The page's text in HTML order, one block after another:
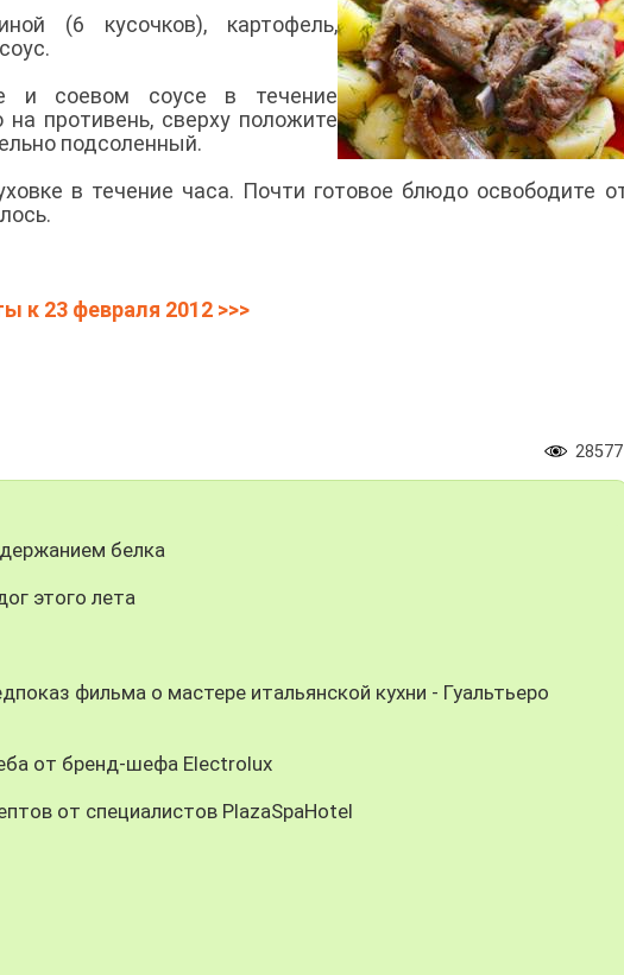
(6 кусочков), картофель,
и соевом соусе в течение
противень, сверху положите
подсоленный.
в течение часа. Почти готовое блюдо освободите
к 23 февраля 2012 >>>
28577
белка
этого лета
фильма о мастере итальянской кухни - Гуальтьеро
от бренд-шефа Electrolux
от специалистов PlazaSpaHotel